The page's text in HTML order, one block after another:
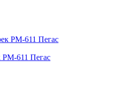
РМ-611 Пегас